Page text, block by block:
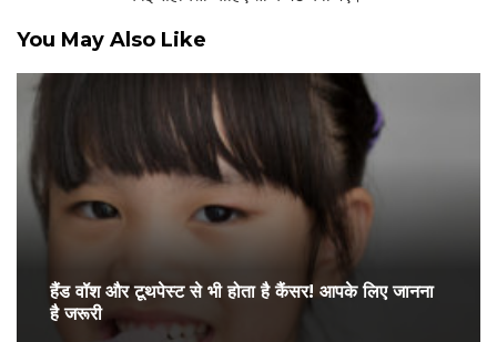
You May Also Like
हैंड वॉश और टूथपेस्ट से भी होता है कैंसर! आपके लिए जानना
है जरूरी